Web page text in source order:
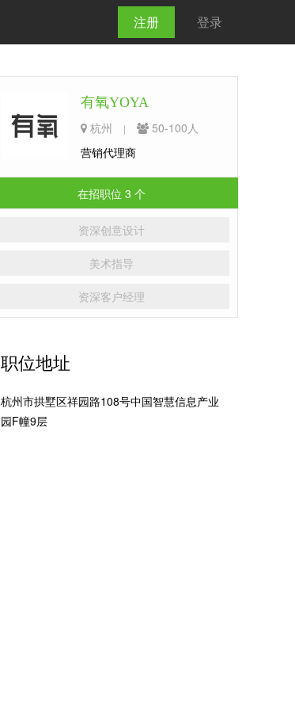
注册 登录
有氧YOYA
杭州
|
50-100人
营销代理商
在招职位 3 个
资深创意设计
美术指导
资深客户经理
职位地址
杭州市拱墅区祥园路108号中国智慧信息产业
园F幢9层